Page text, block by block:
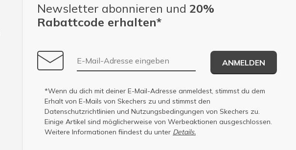
Newsletter abonnieren und 20%
Rabattcode erhalten*
E-Mail-Adresse
ANMELDEN
*Wenn du dich mit deiner E-Mail-Adresse anmeldest, stimmst du dem
Erhalt von E-Mails von Skechers zu und stimmst den
Datenschutzrichtlinien und Nutzungsbedingungen von Skechers zu.
Einige Artikel sind möglicherweise von Werbeaktionen ausgeschlossen.
Weitere Informationen fiindest du unter Details.